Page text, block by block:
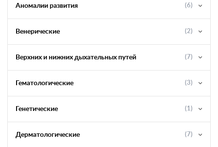
Аномалии развития (6)
Венерические (2)
Верхних и нижних дыхательных путей (7)
Гематологические (3)
Генетические (1)
Дерматологические (7)